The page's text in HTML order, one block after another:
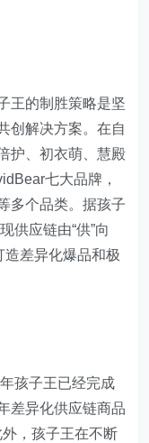
王的制胜策略是坚
创解决方案。在自
护、初衣萌、慧殿
七大品牌，
多个品类。据孩子
供应链由“供”向
造差异化爆品和极
孩子王已经完成
差异化供应链商品
，孩子王在不断